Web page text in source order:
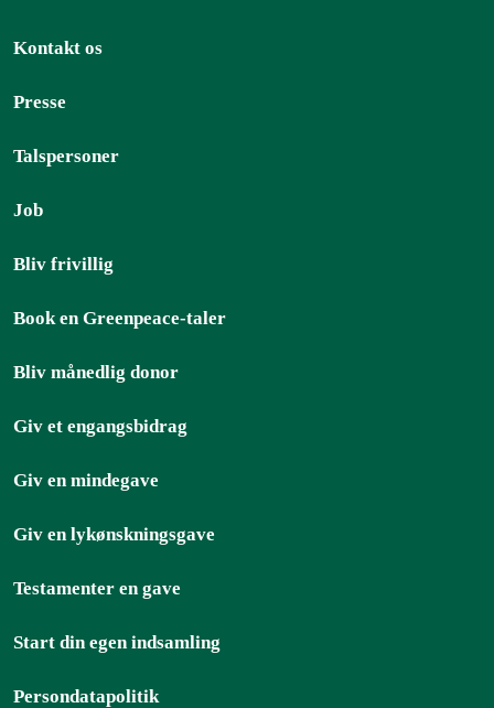
Kontakt os
Presse
Talspersoner
Job
Bliv frivillig
Book en Greenpeace-taler
Bliv månedlig donor
Giv et engangsbidrag
Giv en mindegave
Giv en lykønskningsgave
Testamenter en gave
Start din egen indsamling
Persondatapolitik